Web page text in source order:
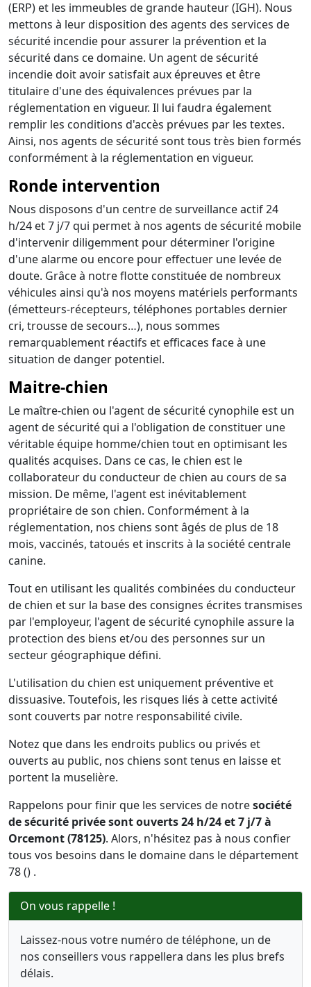
(ERP) et les immeubles de grande hauteur (IGH). Nous
mettons à leur disposition des agents des services de
sécurité incendie pour assurer la prévention et la
sécurité dans ce domaine. Un agent de sécurité
incendie doit avoir satisfait aux épreuves et être
titulaire d'une des équivalences prévues par la
réglementation en vigueur. Il lui faudra également
remplir les conditions d'accès prévues par les textes.
Ainsi, nos agents de sécurité sont tous très bien formés
conformément à la réglementation en vigueur.
Ronde intervention
Nous disposons d'un centre de surveillance actif 24
h/24 et 7 j/7 qui permet à nos agents de sécurité mobile
d'intervenir diligemment pour déterminer l'origine
d'une alarme ou encore pour effectuer une levée de
doute. Grâce à notre flotte constituée de nombreux
véhicules ainsi qu'à nos moyens matériels performants
(émetteurs-récepteurs, téléphones portables dernier
cri, trousse de secours…), nous sommes
remarquablement réactifs et efficaces face à une
situation de danger potentiel.
Maitre-chien
Le maître-chien ou l'agent de sécurité cynophile est un
agent de sécurité qui a l'obligation de constituer une
véritable équipe homme/chien tout en optimisant les
qualités acquises. Dans ce cas, le chien est le
collaborateur du conducteur de chien au cours de sa
mission. De même, l'agent est inévitablement
propriétaire de son chien. Conformément à la
réglementation, nos chiens sont âgés de plus de 18
mois, vaccinés, tatoués et inscrits à la société centrale
canine.
Tout en utilisant les qualités combinées du conducteur
de chien et sur la base des consignes écrites transmises
par l'employeur, l'agent de sécurité cynophile assure la
protection des biens et/ou des personnes sur un
secteur géographique défini.
L'utilisation du chien est uniquement préventive et
dissuasive. Toutefois, les risques liés à cette activité
sont couverts par notre responsabilité civile.
Notez que dans les endroits publics ou privés et
ouverts au public, nos chiens sont tenus en laisse et
portent la muselière.
Rappelons pour finir que les services de notresociété
de sécurité privée sont ouverts 24 h/24 et 7 j/7 à
Orcemont (78125). Alors, n'hésitez pas à nous confier
tous vos besoins dans le domaine dans le département
78 () .
On vous rappelle !
Laissez-nous votre numéro de téléphone, un de
nos conseillers vous rappellera dans les plus brefs
délais.